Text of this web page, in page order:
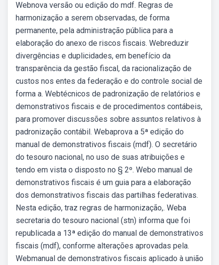
Webnova versão ou edição do mdf. Regras de
harmonização a serem observadas, de forma
permanente, pela administração pública para a
elaboração do anexo de riscos fiscais. Webreduzir
divergências e duplicidades, em benefício da
transparência da gestão fiscal, da racionalização de
custos nos entes da federação e do controle social de
forma a. Webtécnicos de padronização de relatórios e
demonstrativos fiscais e de procedimentos contábeis,
para promover discussões sobre assuntos relativos à
padronização contábil. Webaprova a 5ª edição do
manual de demonstrativos fiscais (mdf). O secretário
do tesouro nacional, no uso de suas atribuições e
tendo em vista o disposto no § 2º. Webo manual de
demonstrativos fiscais é um guia para a elaboração
dos demonstrativos fiscais das partilhas federativas.
Nesta edição, traz regras de harmonização,. Weba
secretaria do tesouro nacional (stn) informa que foi
republicada a 13ª edição do manual de demonstrativos
fiscais (mdf), conforme alterações aprovadas pela.
Webmanual de demonstrativos fiscais aplicado à união